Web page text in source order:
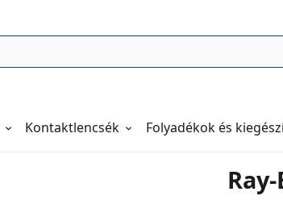
Kontaktlencsék Folyadékok és